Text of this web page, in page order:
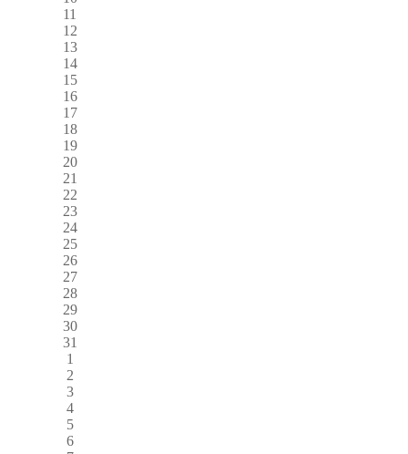
11
12
13
14
15
16
17
18
19
20
21
22
23
24
25
26
27
28
29
30
31
1
2
3
4
5
6